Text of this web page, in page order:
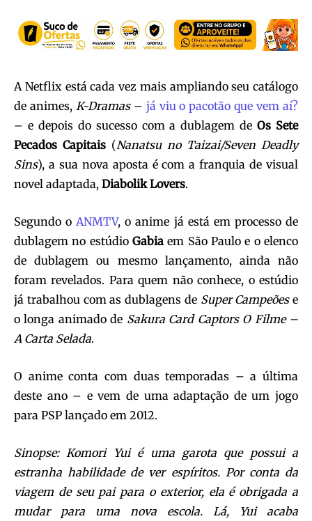
A Netflix está cada vez mais ampliando seu catálogo
de animes, K-Dramas– já viu o pacotão que vem aí?
– e depois do sucesso com a dublagem deOs Sete
Pecados Capitais (Nanatsu no Taizai/Seven Deadly
Sins), a sua nova aposta é com a franquia de visual
novel adaptada, Diabolik Lovers.
Segundo oANMTV, o anime já está em processo de
dublagem no estúdio Gabia em São Paulo e o elenco
de dublagem ou mesmo lançamento, ainda não
foram revelados. Para quem não conhece, o estúdio
já trabalhou com as dublagens deSuper Campeõese
o longa animado de Sakura Card Captors O Filme –
A Carta Selada.
O anime conta com duas temporadas – a última
deste ano – e vem de uma adaptação de um jogo
para PSP lançado em 2012.
Sinopse: Komori Yui é uma garota que possui a
estranha habilidade de ver espíritos. Por conta da
viagem de seu pai para o exterior, ela é obrigada a
mudar para uma nova escola. Lá, Yui acaba